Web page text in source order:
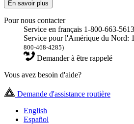
En savoir plus
Pour nous contacter
Service en français 1-800-663-5613
Service pour l'Amérique du
800-468-4285)
Demander à être rappelé
Vous avez besoin d'aide?
Demande d'assistance routière
English
Español